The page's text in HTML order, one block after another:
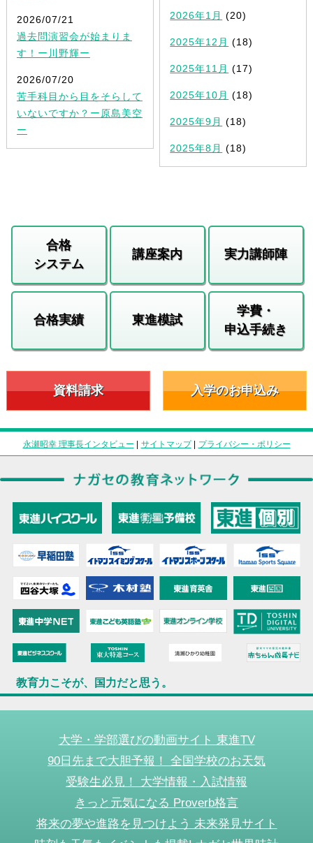
2026/07/21
過去問演習会が始まりま
す！ー川野輝ー
2026/07/20
苦手科目から目をそらして
いないですか？ー原島美空
ー
2026年1月 (20)
2025年12月 (18)
2025年11月 (17)
2025年10月 (18)
2025年9月 (18)
2025年8月 (18)
合格
システム
講座案内 実力講師陣
合格実績 東進模試
学費・
申込手続き
資料請求 入学のお申込み
永瀬昭幸 理事長インタビュー | サイトマップ| プライバシー・ポリシー
教育力こそが、国力だと思う。
大学・学部選びの動画サイト 東進TV
90日先まで大胆予報！ 全国学校のお天気
受験生必見！ 大学情報・入試情報
きっと元気になる Proverb格言
将来の夢や進路を見つけよう 未来発見サイト